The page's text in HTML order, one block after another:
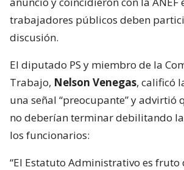
trabajadores públicos deben
discusión.
El diputado PS y miembro de la
Trabajo, Nelson Venegas, calificó
una señal “preocupante” y advirtió
no deberían terminar debilitando
los funcionarios:
“El Estatuto Administrativo es fruto